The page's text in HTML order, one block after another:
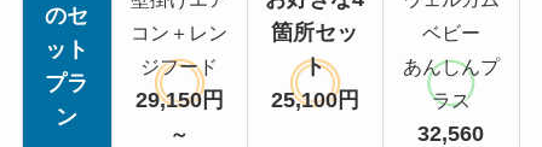
のセ
ット
プラ
ン
コン＋レン
ジフード
29,150円
～
箇所セッ
ト
25,100円
ベビー
あんしんプ
ラス
32,560